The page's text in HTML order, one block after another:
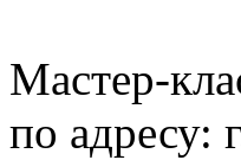
Мастер-
по адресу: